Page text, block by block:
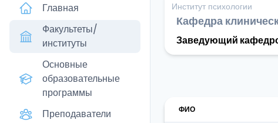
Главная
Факультеты/
институты
Основные
образовательные
программы
Преподаватели
Институт психологии
Кафедра
Заведующий
ФИО